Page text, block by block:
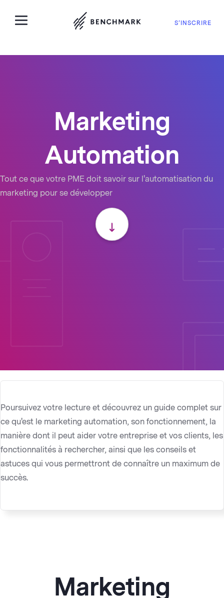
S’INSCRIRE
Marketing
Automation
Tout ce que votre PME doit savoir sur l'automatisation du
marketing pour se développer
Poursuivez votre lecture et découvrez un guide complet sur
ce qu'est le marketing automation, son fonctionnement, la
manière dont il peut aider votre entreprise et vos clients, les
fonctionnalités à rechercher, ainsi que les conseils et
astuces qui vous permettront de connaître un maximum de
succès.
Marketing